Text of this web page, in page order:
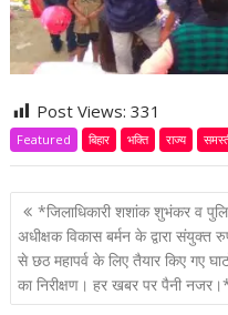
Post Views:331
Featured बिहार भक्ति राज्य
P
o
s
t
*जिलाधिकारी शशांक शुभंकर व
अधीक्षक विकास बर्मन के द्वारा संयुक्त
से छठ महापर्व के लिए तैयार किए गए
का निरीक्षण। हर खबर पर पैनी